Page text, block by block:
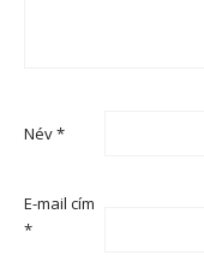
Név*
E-mail cím
*